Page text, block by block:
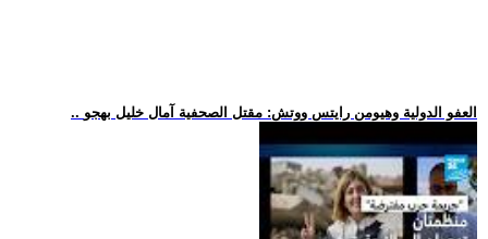
.. العفو الدولية وهيومن رايتس ووتش: مقتل الصحفية آمال خليل بهجو